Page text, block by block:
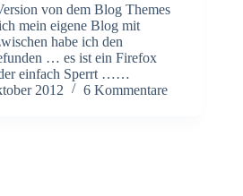
von dem Blog Themes
mein eigene Blog mit
habe ich den
… es ist ein Firefox
einfach Sperrt ……
2012 6 Kommentare